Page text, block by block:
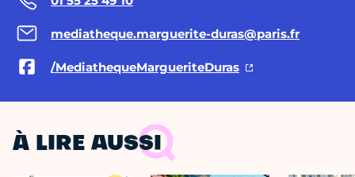
mediatheque.marguerite-duras@paris.fr
/MediathequeMargueriteDuras
À LIRE AUSSI